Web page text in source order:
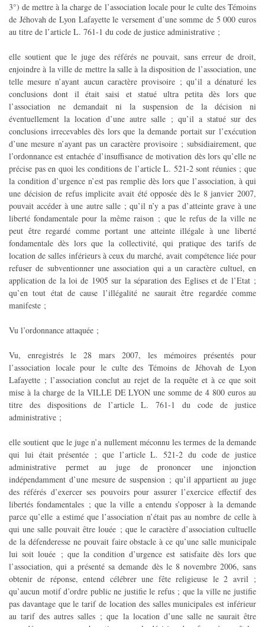
3°) de mettre à la charge de l’association locale pour le culte des Témoins
de Jéhovah de Lyon Lafayette le versement d’une somme de 5 000 euros
au titre de l’article L. 761-1 du code de justice administrative ;
elle soutient que le juge des référés ne pouvait, sans erreur de droit,
enjoindre à la ville de mettre la salle à la disposition de l’association, une
telle mesure n’ayant aucun caractère provisoire ; qu’il a dénaturé les
conclusions dont il était saisi et statué ultra petita dès lors que
l’association ne demandait ni la suspension de la décision ni
éventuellement la location d’une autre salle ; qu’il a statué sur des
conclusions irrecevables dès lors que la demande portait sur l’exécution
d’une mesure n’ayant pas un caractère provisoire ; subsidiairement, que
l’ordonnance est entachée d’insuffisance de motivation dès lors qu’elle ne
précise pas en quoi les conditions de l’article L. 521-2 sont réunies ; que
la condition d’urgence n’est pas remplie dès lors que l’association, à qui
une décision de refus implicite avait été opposée dès le 8 janvier 2007,
pouvait accéder à une autre salle ; qu’il n’y a pas d’atteinte grave à une
liberté fondamentale pour la même raison ; que le refus de la ville ne
peut être regardé comme portant une atteinte illégale à une liberté
fondamentale dès lors que la collectivité, qui pratique des tarifs de
location de salles inférieurs à ceux du marché, avait compétence liée pour
refuser de subventionner une association qui a un caractère cultuel, en
application de la loi de 1905 sur la séparation des Eglises et de l’Etat ;
qu’en tout état de cause l’illégalité ne saurait être regardée comme
manifeste ;
Vu l’ordonnance attaquée ;
Vu, enregistrés le 28 mars 2007, les mémoires présentés pour
l’association locale pour le culte des Témoins de Jéhovah de Lyon
Lafayette ; l’association conclut au rejet de la requête et à ce que soit
mise à la charge de la VILLE DE LYON une somme de 4 800 euros au
titre des dispositions de l’article L. 761-1 du code de justice
administrative ;
elle soutient que le juge n’a nullement méconnu les termes de la demande
qui lui était présentée ; que l’article L. 521-2 du code de justice
administrative permet au juge de prononcer une injonction
indépendamment d’une mesure de suspension ; qu’il appartient au juge
des référés d’exercer ses pouvoirs pour assurer l’exercice effectif des
libertés fondamentales ; que la ville a entendu s’opposer à la demande
parce qu’elle a estimé que l’association n’était pas au nombre de celle à
qui une salle pouvait être louée ; que le caractère d’association cultuelle
de la défenderesse ne pouvait faire obstacle à ce qu’une salle municipale
lui soit louée ; que la condition d’urgence est satisfaite dès lors que
l’association, qui a présenté sa demande dès le 8 novembre 2006, sans
obtenir de réponse, entend célébrer une fête religieuse le 2 avril ;
qu’aucun motif d’ordre public ne justifie le refus ; que la ville ne justifie
pas davantage que le tarif de location des salles municipales est inférieur
au tarif des autres salles ; que la location d’une salle ne saurait être